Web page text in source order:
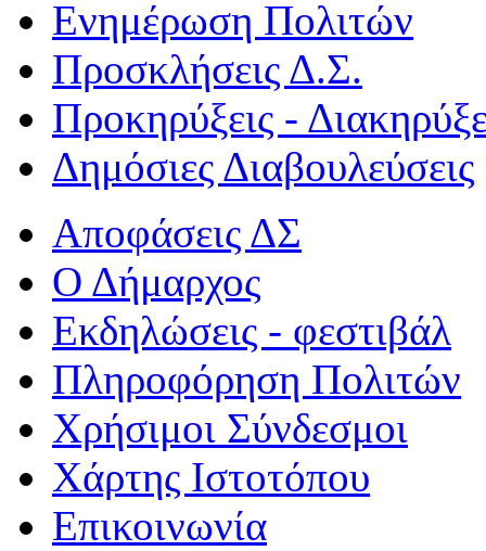
Ενημέρωση Πολιτών
Προσκλήσεις Δ.Σ.
Προκηρύξεις -
Δημόσιες Διαβουλεύσεις
Αποφάσεις ΔΣ
Ο Δήμαρχος
Εκδηλώσεις - φεστιβάλ
Πληροφόρηση Πολιτών
Χρήσιμοι Σύνδεσμοι
Χάρτης Ιστοτόπου
Επικοινωνία